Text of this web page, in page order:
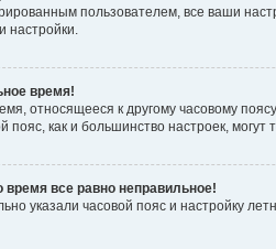
пользователем, все ваши
настройки.
время!
относящееся к другому часовому
пояс, как и большинство настроек,
все равно неправильное!
указали часовой пояс и настройку